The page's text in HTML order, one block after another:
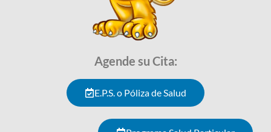
Agende su Cita:
E.P.S. o Póliza de Salud